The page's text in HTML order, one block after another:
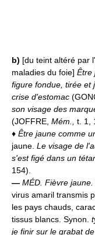
b) [du teint altéré par
maladies du foie] Être
figure fondue, tirée et
crise d'estomac
son visage des
(JOFFRE, Mém., t. 1,
♦ Être jaune comme
jaune. Le visage de
s'est figé dans un
154).
— MÉD. Fièvre jaune.
virus amaril transmis
les pays chauds,
tissus blancs. Synon.
je finir sur le grabat